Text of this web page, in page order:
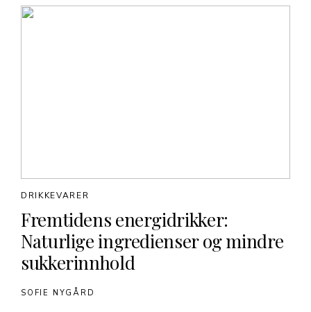
Fremtidens energidrikker:
Naturlige ingredienser og mindre
sukkerinnhold
DRIKKEVARER
SOFIE NYGÅRD